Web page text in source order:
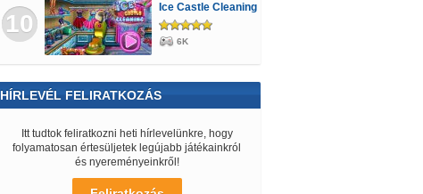
10
Ice Castle Cleaning
6K
HÍRLEVÉL FELIRATKOZÁS
Itt tudtok feliratkozni heti hírlevelünkre, hogy
folyamatosan értesüljetek legújabb játékainkról
és nyereményeinkről!